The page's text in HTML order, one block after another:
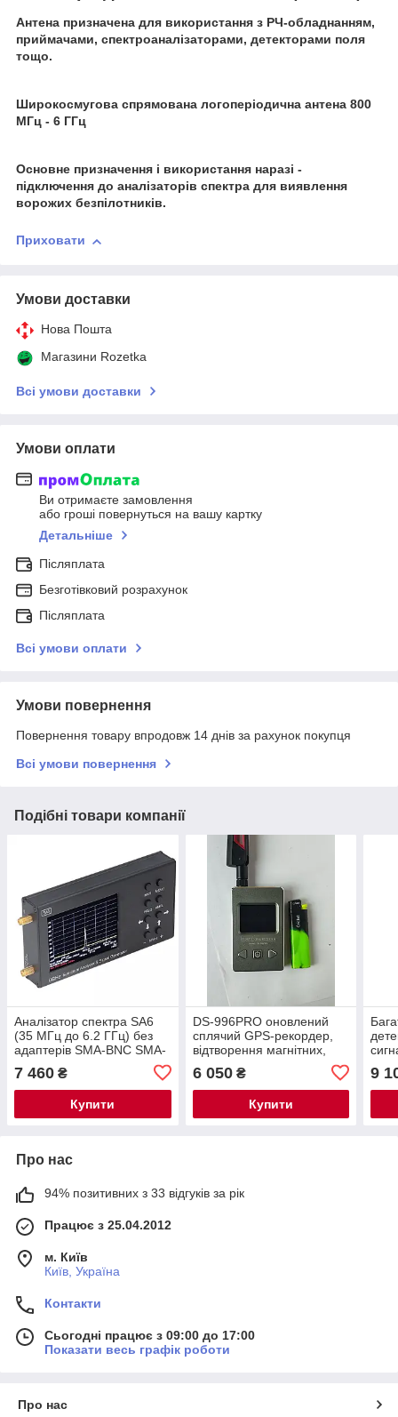
Антена призначена для використання з РЧ-обладнанням,
приймачами, спектроаналізаторами, детекторами поля
тощо.
Широкосмугова спрямована логоперіодична антена 800
МГц - 6 ГГц
Основне призначення і використання наразі -
підключення до аналізаторів спектра для виявлення
ворожих безпілотників.
Приховати
Умови доставки
Нова Пошта
Магазини Rozetka
Всі умови доставки
Умови оплати
Ви отримаєте замовлення
або гроші повернуться на вашу картку
Детальніше
Післяплата
Безготівковий розрахунок
Післяплата
Всі умови оплати
Умови повернення
Повернення товару впродовж 14 днів за рахунок покупця
Всі умови повернення
Подібні товари компанії
Аналізатор спектра SA6
(35 МГц до 6.2 ГГц) без
адаптерів SMA-BNC SMA-
7 460 ₴
Купити
DS-996PRO оновлений
сплячий GPS-рекордер,
відтворення магнітних,
електромагнітних хвиль,
10 МГц- 6ГГц
6 050₴
Купити
9
Про нас
94% позитивних з 33 відгуків за рік
Працює з 25.04.2012
м. Київ
Київ, Україна
Контакти
Сьогодні працює з 09:00 до 17:00
Показати весь графік роботи
Про нас